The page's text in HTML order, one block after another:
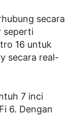
secara
seperti
16 untuk
secara real-
7 inci
6. Dengan